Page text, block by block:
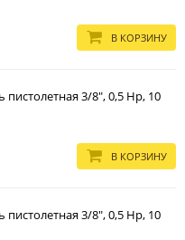
В КОРЗИНУ
3/8", 0,5 Hp, 10
В КОРЗИНУ
3/8", 0,5 Hp, 10